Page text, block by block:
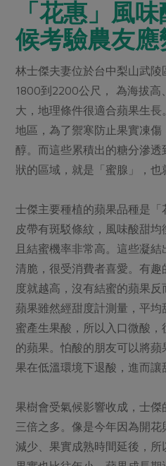
「花惠」風
候考驗農友應
林士傑夫妻位於台中梨山武
1800到2200公尺， 為海拔高
大，地理條件很適合蘋果生
地區，為了禦寒防止果實凍
醇。而這些累積出的糖分滲
狀的區域，就是「蜜腺」，也
士傑主要種植的蘋果品種是
皮帶有斑駁條紋，風味酸甜均
且結蜜機率非常高。這些凝
清脆，很受消費者喜愛。有
度就越高，沒有結蜜的蘋果
蘋果雖然經甜度計測量，平均
蜜產生果酸，所以入口微酸
的蘋果。怕酸的朋友可以將
果在低溫環境下退酸，進而讓
果樹會受氣候影響收成，士傑
三倍之多。像是今年因為開
減少、果實成熟時間延後，所